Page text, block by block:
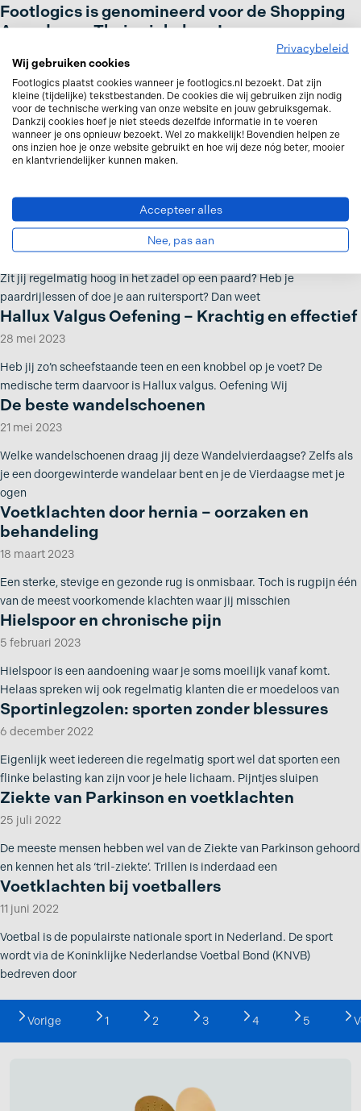
Footlogics is genomineerd voor de Shopping
Awards van Thuiswinkel.org!
De afgelopen 24 jaar hebben wij heel veel mensen blij gemaakt
:).Met onze Footlogics inlegzolen kunnen je voetklachten heel goed
9 Fysieke klachten en ziektes die
voetklachten veroorzaken
6 augustus 2023
waardoor het komt. Soms is de oorzaak gewoon duidelijk;
Voetklachten door paardrijden
18 juli 2023
Zit jij regelmatig hoog in het zadel op een paard? Heb je
paardrijlessen of doe je aan ruitersport? Dan weet
Hallux Valgus Oefening – Krachtig en effectief
28 mei 2023
Heb jij zo’n scheefstaande teen en een knobbel op je voet? De
medische term daarvoor is Hallux valgus. Oefening Wij
De beste wandelschoenen
21 mei 2023
Welke wandelschoenen draag jij deze Wandelvierdaagse? Zelfs als
je een doorgewinterde wandelaar bent en je de Vierdaagse met je
ogen
Voetklachten door hernia – oorzaken en
behandeling
18 maart 2023
Een sterke, stevige en gezonde rug is onmisbaar. Toch is rugpijn één
van de meest voorkomende klachten waar jij misschien
Hielspoor en chronische pijn
5 februari 2023
Hielspoor is een aandoening waar je soms moeilijk vanaf komt.
Helaas spreken wij ook regelmatig klanten die er moedeloos van
Sportinlegzolen: sporten zonder blessures
6 december 2022
Eigenlijk weet iedereen die regelmatig sport wel dat sporten een
flinke belasting kan zijn voor je hele lichaam. Pijntjes sluipen
Ziekte van Parkinson en voetklachten
25 juli 2022
De meeste mensen hebben wel van de Ziekte van Parkinson gehoord
en kennen het als ‘tril-ziekte’. Trillen is inderdaad een
Voetklachten bij voetballers
11 juni 2022
Voetbal is de populairste nationale sport in Nederland. De sport
wordt via de Koninklijke Nederlandse Voetbal Bond (KNVB)
bedreven door
Vorige 1 2 3 4 5
Privacybeleid
Wij gebruiken cookies
Footlogics plaatst cookies wanneer je footlogics.nl bezoekt. Dat zijn
kleine (tijdelijke) tekstbestanden. De cookies die wij gebruiken zijn nodig
voor de technische werking van onze website en jouw gebruiksgemak.
Dankzij cookies hoef je niet steeds dezelfde informatie in te voeren
wanneer je ons opnieuw bezoekt. Wel zo makkelijk! Bovendien helpen ze
ons inzien hoe je onze website gebruikt en hoe wij deze nóg beter, mooier
en klantvriendelijker kunnen maken.
Accepteer alles
Nee, pas aan